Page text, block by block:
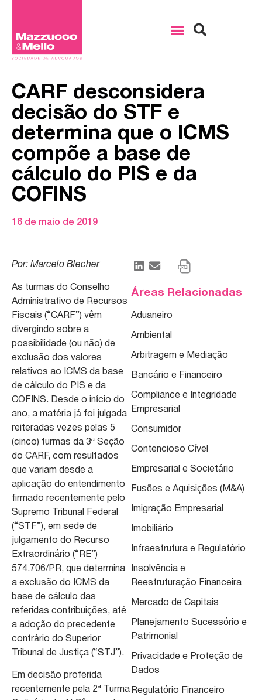
CARF desconsidera
decisão do STF e
determina que o ICMS
compõe a base de
cálculo do PIS e da
COFINS
16 de maio de 2019
Por: Marcelo Blecher
As turmas do Conselho
Administrativo de Recursos
Fiscais (“CARF”) vêm
divergindo sobre a
possibilidade (ou não) de
exclusão dos valores
relativos ao ICMS da base
de cálculo do PIS e da
COFINS. Desde o início do
ano, a matéria já foi julgada
reiteradas vezes pelas 5
(cinco) turmas da 3ª Seção
do CARF, com resultados
que variam desde a
aplicação do entendimento
firmado recentemente pelo
Supremo Tribunal Federal
(“STF”), em sede de
julgamento do Recurso
Extraordinário (“RE”)
574.706/PR, que determina
a exclusão do ICMS da
base de cálculo das
referidas contribuições, até
a adoção do precedente
contrário do Superior
Tribunal de Justiça (“STJ”).
Em decisão proferida
recentemente pela 2ª Turma
Áreas Relacionadas
Aduaneiro
Ambiental
Arbitragem e Mediação
Bancário e Financeiro
Compliance e Integridade
Empresarial
Consumidor
Contencioso Cível
Empresarial e Societário
Fusões e Aquisições (M&A)
Imigração Empresarial
Imobiliário
Infraestrutura e Regulatório
Insolvência e
Reestruturação Financeira
Mercado de Capitais
Planejamento Sucessório e
Patrimonial
Privacidade e Proteção de
Dados
Regulatório Financeiro